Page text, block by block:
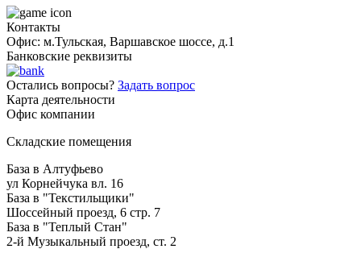
Контакты
Офис: м.Тульская, Варшавское шоссе, д.1
Банковские реквизиты
Остались вопросы? Задать вопрос
Карта деятельности
Офис компании
Складские помещения
База в Алтуфьево
ул Корнейчука вл. 16
База в "Текстильщики"
Шоссейный проезд, 6 стр. 7
База в "Теплый Стан"
2-й Музыкальный проезд, ст. 2